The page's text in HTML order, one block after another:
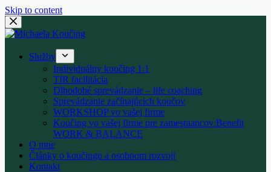
Skip to content
Služby
Individuálny koučing 1:1
TIR facilitácia
Dlhodobé sprevádzanie – life coaching
Sprevádzanie začínajúcich koučov
WORKSHOP vo vašej firme
Koučing vo vašej firme pre zamestnancov:Benefit
WORK & BALANCE
O mne
Články o koučingu a osobnom rozvoji
Kontakt